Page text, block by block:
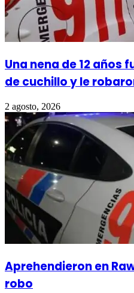
Una nena de 12 años
de cuchillo y le
2 agosto, 2026
Aprehendieron en
robo